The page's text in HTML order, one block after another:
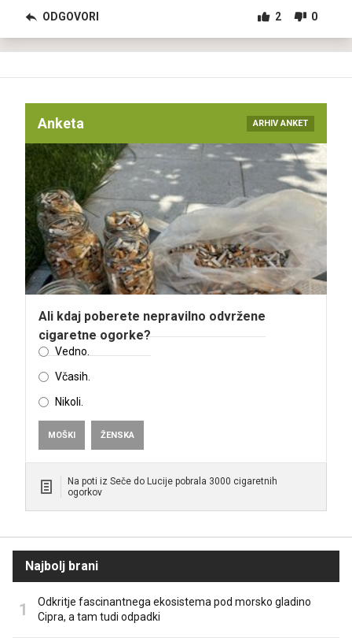
ODGOVORI 2 0
Anketa ARHIV ANKET
Ali kdaj poberete nepravilno odvržene
cigaretne ogorke?
Vedno.
Včasih.
Nikoli.
MOŠKI ŽENSKA
Na poti iz Seče do Lucije pobrala 3000 cigaretnih
ogorkov
Najbolj brani
Odkritje fascinantnega ekosistema pod morsko gladino
Cipra, a tam tudi odpadki